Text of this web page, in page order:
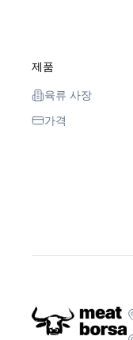
제품
육류 사장
가격